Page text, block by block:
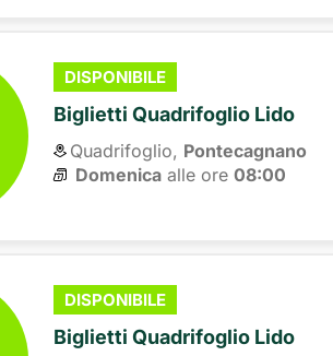
DISPONIBILE
Biglietti Quadrifoglio Lido
Quadrifoglio, Pontecagnano
Domenicaalle ore 08:00
DISPONIBILE
Biglietti Quadrifoglio Lido